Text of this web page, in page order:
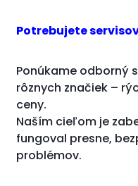
Potrebujete
Ponúkame odborný
rôznych značiek –
ceny.
Naším cieľom je
fungoval presne,
problémov.